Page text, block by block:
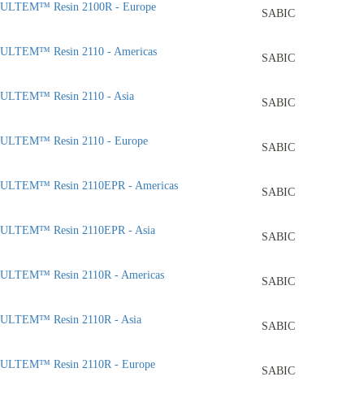
ULTEM™ Resin 2100R - Europe
SABIC
ULTEM™ Resin 2110 - Americas
SABIC
ULTEM™ Resin 2110 - Asia
SABIC
ULTEM™ Resin 2110 - Europe
SABIC
ULTEM™ Resin 2110EPR - Americas
SABIC
ULTEM™ Resin 2110EPR - Asia
SABIC
ULTEM™ Resin 2110R - Americas
SABIC
ULTEM™ Resin 2110R - Asia
SABIC
ULTEM™ Resin 2110R - Europe
SABIC